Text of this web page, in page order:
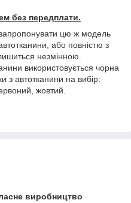
без передплати.
цю ж модель
або повністю з
незмінною.
використовується чорна
з автотканини на вибір:
жовтий.
виробництво